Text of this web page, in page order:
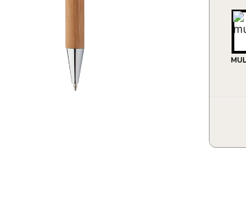
Penna